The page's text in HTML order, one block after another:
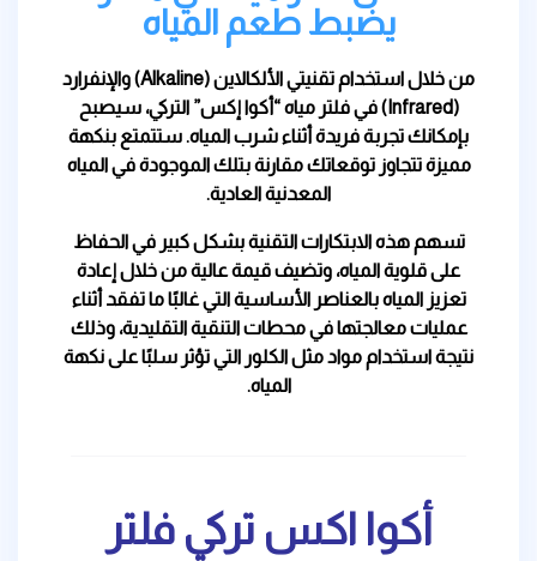
يضبط طعم المياه
من خلال استخدام تقنيتي الألكالاين (Alkaline) والإنفرارد
(Infrared) في فلتر مياه “أكوا إكس” التركي، سيصبح
بإمكانك تجربة فريدة أثناء شرب المياه. ستتمتع بنكهة
مميزة تتجاوز توقعاتك مقارنة بتلك الموجودة في المياه
المعدنية العادية.
تسهم هذه الابتكارات التقنية بشكل كبير في الحفاظ
على قلوية المياه، وتضيف قيمة عالية من خلال إعادة
تعزيز المياه بالعناصر الأساسية التي غالبًا ما تفقد أثناء
عمليات معالجتها في محطات التنقية التقليدية، وذلك
نتيجة استخدام مواد مثل الكلور التي تؤثر سلبًا على نكهة
المياه.
أكوا اكس تركي فلتر